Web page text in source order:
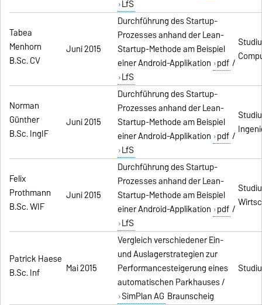
LfS
Tabea
Menhorn
B.Sc. CV
Juni 2015
Durchführung des Startup-
Prozesses anhand der Lean-
Startup-Methode am Beispiel
einer Android-Applikation pdf /
LfS
Norman
Günther
B.Sc. IngIF
Juni 2015
Durchführung des Startup-
Prozesses anhand der Lean-
Startup-Methode am Beispiel
einer Android-Applikation pdf /
LfS
Felix
Prothmann
B.Sc. WIF
Juni 2015
Durchführung des Startup-
Prozesses anhand der Lean-
Startup-Methode am Beispiel
einer Android-Applikation pdf /
LfS
Patrick Haese
B.Sc. Inf
Mai 2015
Vergleich verschiedener Ein-
und Auslagerstrategien zur
Performancesteigerung eines
automatischen Parkhauses /
SimPlan AG Braunscheig